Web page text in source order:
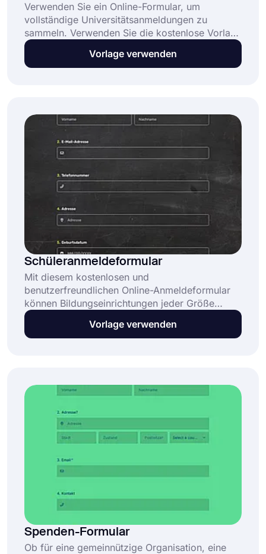
Verwenden Sie ein Online-Formular, um
vollständige Universitätsanmeldungen zu
sammeln. Verwenden Sie die kostenlose Vorlage
für das Universitätsanmeldeformular von
forms.app und erstellen Sie Ihr
potenzielle Studenten!
Vorlage verwenden
Schüleranmeldeformular
Mit diesem kostenlosen und
benutzerfreundlichen Online-Anmeldeformular
können Bildungseinrichtungen jeder Größe
schnell und effizient Studentenanmeldungen
sammeln. Passen Sie dieses vorgefertigte
klicken.
Vorlage verwenden
Spenden-Formular
Ob für eine gemeinnützige Organisation, eine